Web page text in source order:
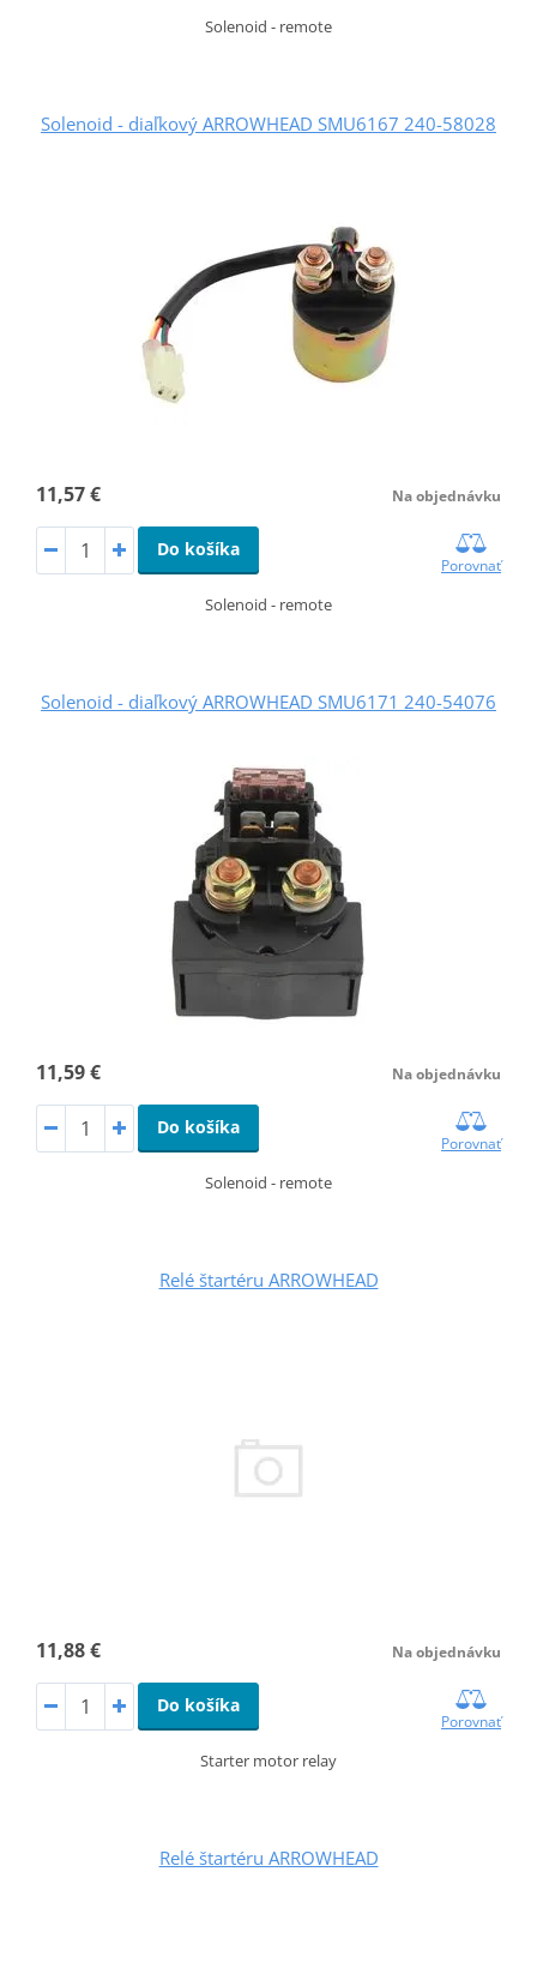
Solenoid - remote
Solenoid - diaľkový ARROWHEAD SMU6167 240-58028
11,57 € Na objednávku
Do košíka
Porovnať
Solenoid - remote
Solenoid - diaľkový ARROWHEAD SMU6171 240-54076
11,59 € Na objednávku
Do košíka
Porovnať
Solenoid - remote
Relé štartéru ARROWHEAD
11,88 € Na objednávku
Do košíka
Porovnať
Starter motor relay
Relé štartéru ARROWHEAD